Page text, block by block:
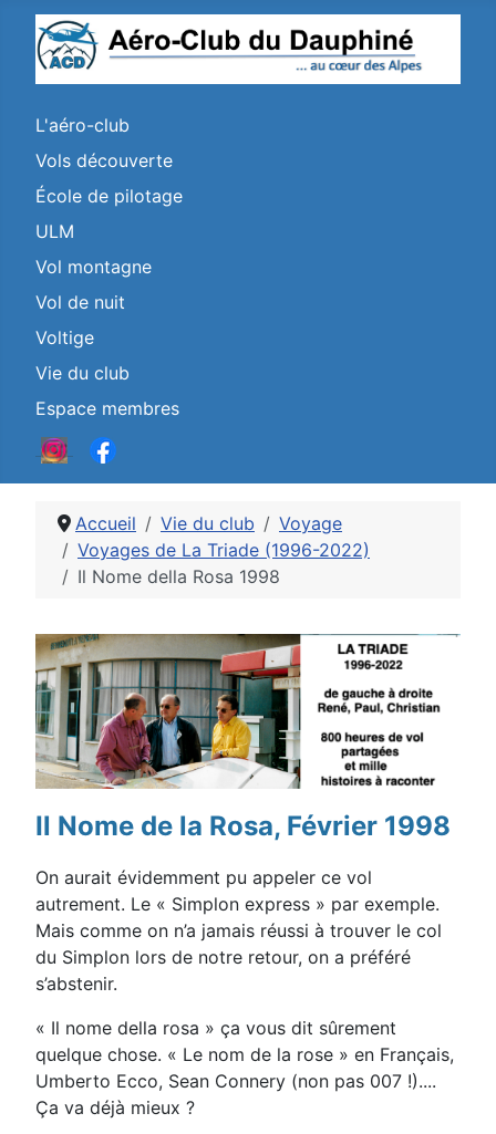
L'aéro-club
Vols découverte
École de pilotage
ULM
Vol montagne
Vol de nuit
Voltige
Vie du club
Espace membres
Accueil Vie du club
Voyage
Voyages de La Triade (1996-2022)
Il Nome della Rosa 1998
Détails
Il Nome de la Rosa, Février 1998
On aurait évidemment pu appeler ce vol
autrement. Le « Simplon express » par exemple.
Mais comme on n’a jamais réussi à trouver le col
du Simplon lors de notre retour, on a préféré
s’abstenir.
« Il nome della rosa » ça vous dit sûrement
quelque chose. « Le nom de la rose » en Français,
Umberto Ecco, Sean Connery (non pas 007 !)....
Ça va déjà mieux ?